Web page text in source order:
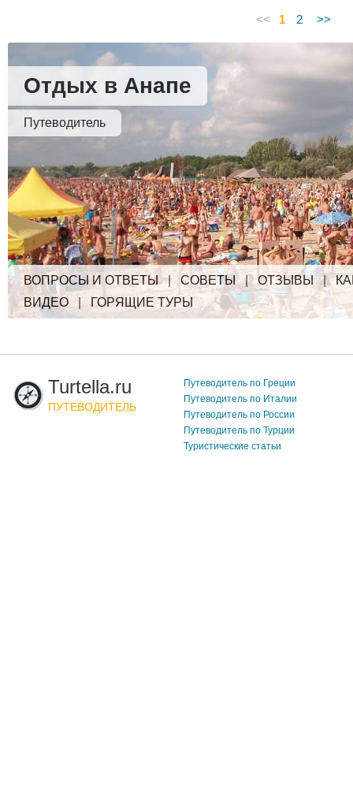
<< 1 2 >>
Отдых в Анапе
Путеводитель
ВОПРОСЫ И ОТВЕТЫ | СОВЕТЫ | ОТЗЫВЫ|
ВИДЕО
ГОРЯЩИЕ ТУРЫ
Turtella.ru
ПУТЕВОДИТЕЛЬ
Путеводитель по Греции
Путеводитель по Италии
Путеводитель по России
Путеводитель по Турции
Туристические статьи